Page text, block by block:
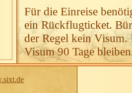
Für die Einreise
ein Rückflugticket.
der Regel kein Visum.
Visum 90 Tage